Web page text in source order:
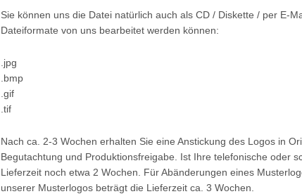
Sie können uns die Datei natürlich auch als CD / Diskette / per E-
Dateiformate von uns bearbeitet werden können:
.jpg
.bmp
.gif
.tif
Nach ca. 2-3 Wochen erhalten Sie eine Anstickung des Logos in
Begutachtung und Produktionsfreigabe. Ist Ihre telefonische oder
Lieferzeit noch etwa 2 Wochen. Für Abänderungen eines
unserer Musterlogos beträgt die Lieferzeit ca. 3 Wochen.